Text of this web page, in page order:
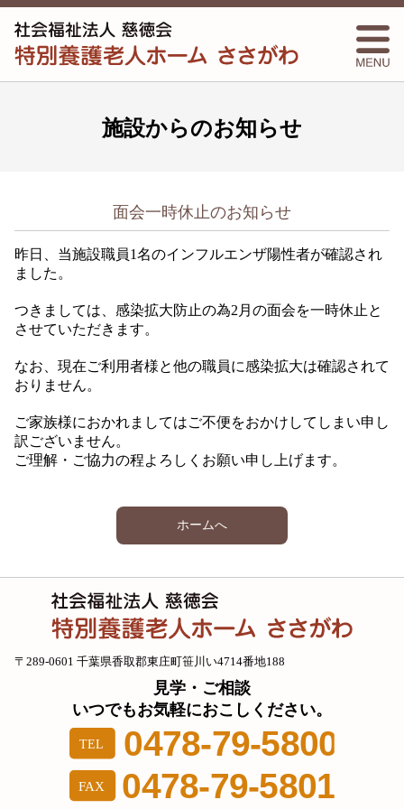
施設からのお知らせ
面会一時休止のお知らせ
昨日、当施設職員1名のインフルエンザ陽性者が確認され
ました。
つきましては、感染拡大防止の為2月の面会を一時休止と
させていただきます。
なお、現在ご利用者様と他の職員に感染拡大は確認されて
おりません。
ご家族様におかれましてはご不便をおかけしてしまい申し
訳ございません。
ご理解・ご協力の程よろしくお願い申し上げます。
ホームへ
〒289-0601 千葉県香取郡東庄町笹川い4714番地188
見学・ご相談
いつでもお気軽におこしください。